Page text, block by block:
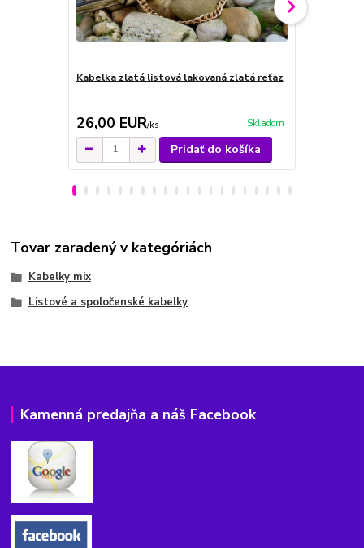
Kabelka zlatá listová lakovaná zlatá reťaz
26,00 EUR/ks Skladom
Pridať do košíka
Tovar zaradený v kategóriách
Kabelky mix
Listové a spoločenské kabelky
Kamenná predajňa a náš Facebook